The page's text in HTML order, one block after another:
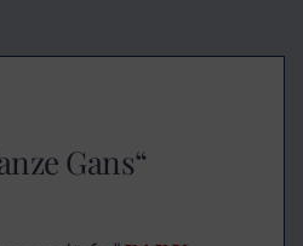
Gans“